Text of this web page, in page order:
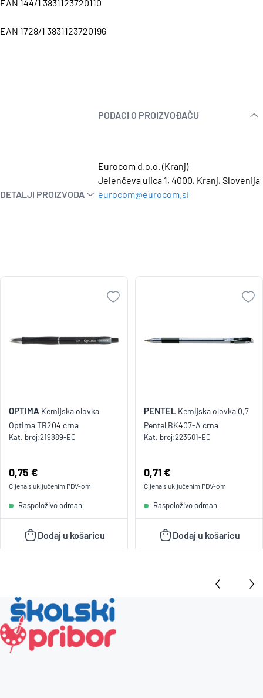
EAN 144/1 3831123720110
EAN 1728/1 3831123720196
DETALJI PROIZVODA
PODACI O PROIZVOĐAČU
Eurocom d.o.o. (Kranj)
Jelenčeva ulica 1, 4000, Kranj, Slovenija
eurocom@eurocom.si
OPTIMA Kemijska olovka
Optima TB204 crna
Kat. broj:219889-EC
Cijena:
0,75 €
Cijena s uključenim PDV-om
Raspoloživo odmah
Dodaj u košaricu
PENTEL Kemijska olovka 0,7
Pentel BK407-A crna
Kat. broj:223501-EC
Cijena:
0,71 €
Cijena s uključenim PDV-om
Raspoloživo odmah
Dodaj u košaricu